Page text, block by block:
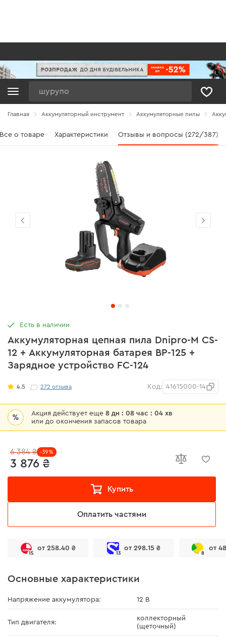
Главная Аккумуляторный инструмент Аккумуляторные пилы
Все о товаре Характеристики Отзывы и вопросы (272/387)
Аккумуляторная цепная пила Dnipro-M CS-
12 + Аккумуляторная батарея BP-125 +
Зарядное устройство FC-124
4.5 272отзыва Код: 41615000-14
% Акция действует еще8 дн : 08 час : 04 хв
или до окончения запасов товара
3 876 ₴
6 384 ₴ -39%
Купить
Оплатить частями
15
от 258.40 ₴
13
от 298.15 ₴
8
от
Есть в наличии
Основные характеристики
Напряжение аккумулятора: 12 В
Тип двигателя:
коллекторный
(щеточный)